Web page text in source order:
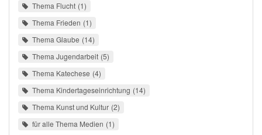
Thema Flucht 1
Thema Frieden 1
Thema Glaube 14
Thema Jugendarbeit 5
Thema Katechese 4
Thema Kindertageseinrichtung 14
Thema Kunst und Kultur 2
für alle Thema Medien 1